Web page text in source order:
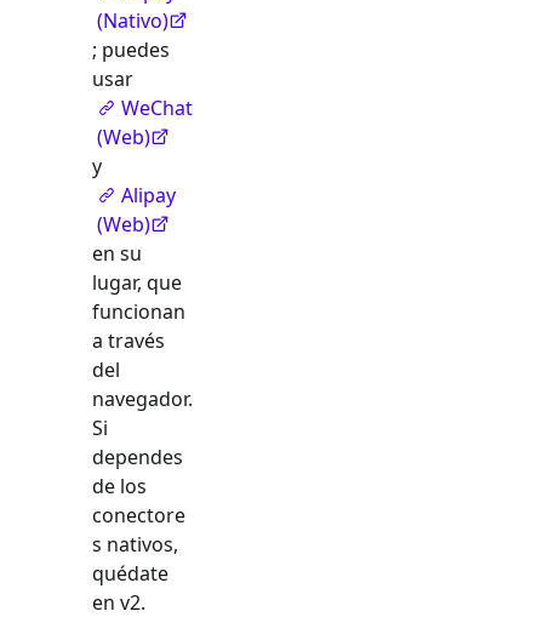
(Nativo)
; puedes
usar
WeChat
(Web)
y
Alipay
(Web)
en su
lugar, que
funcionan
a través
del
navegador.
Si
dependes
de los
conectore
s nativos,
quédate
en v2.